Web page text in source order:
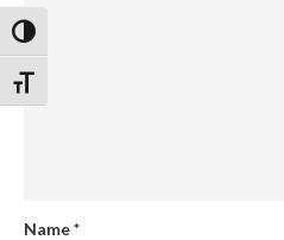
Umschalten auf hohe Kontraste
Schrift vergrößern
Name*